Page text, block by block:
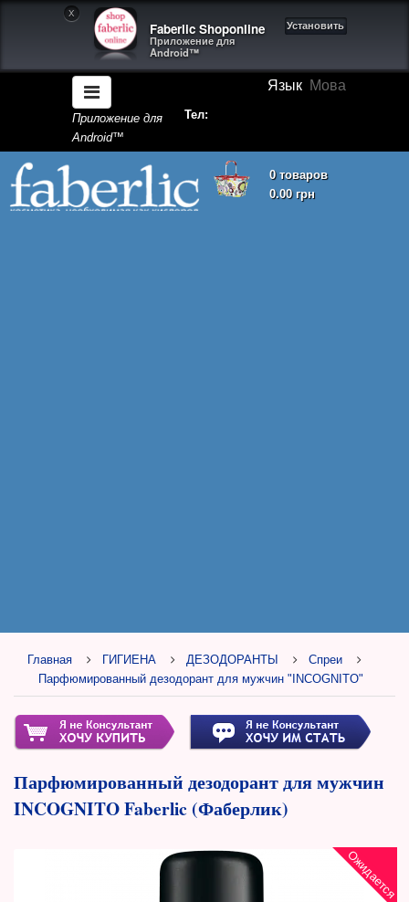
X
Faberlic Shoponline
Приложение для
Android™
Установить
Язык Мова
Приложение для
Android™
Тел:
0 товаров
0.00 грн
Корзина покупок пуста!
Главная ГИГИЕНА ДЕЗОДОРАНТЫ
Спреи
Парфюмированный дезодорант для мужчин "INCOGNITO"
Парфюмированный дезодорант для мужчин
INCOGNITO Faberlic (Фаберлик)
Ожидается